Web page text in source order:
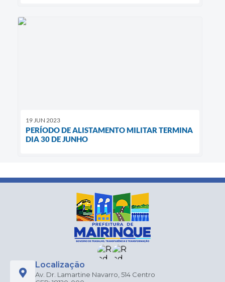
19 JUN 2023
PERÍODO DE ALISTAMENTO MILITAR TERMINA
DIA 30 DE JUNHO
Localização
Av. Dr. Lamartine Navarro, 514 Centro